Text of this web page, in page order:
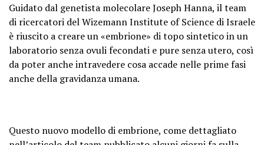
Guidato dal genetista molecolare Joseph Hanna, il team
di ricercatori del Wizemann Institute of Science di Israele
è riuscito a creare un «embrione» di topo sintetico in un
laboratorio senza ovuli fecondati e pure senza utero, così
da poter anche intravedere cosa accade nelle prime fasi
anche della gravidanza umana.
Questo nuovo modello di embrione, come dettagliato